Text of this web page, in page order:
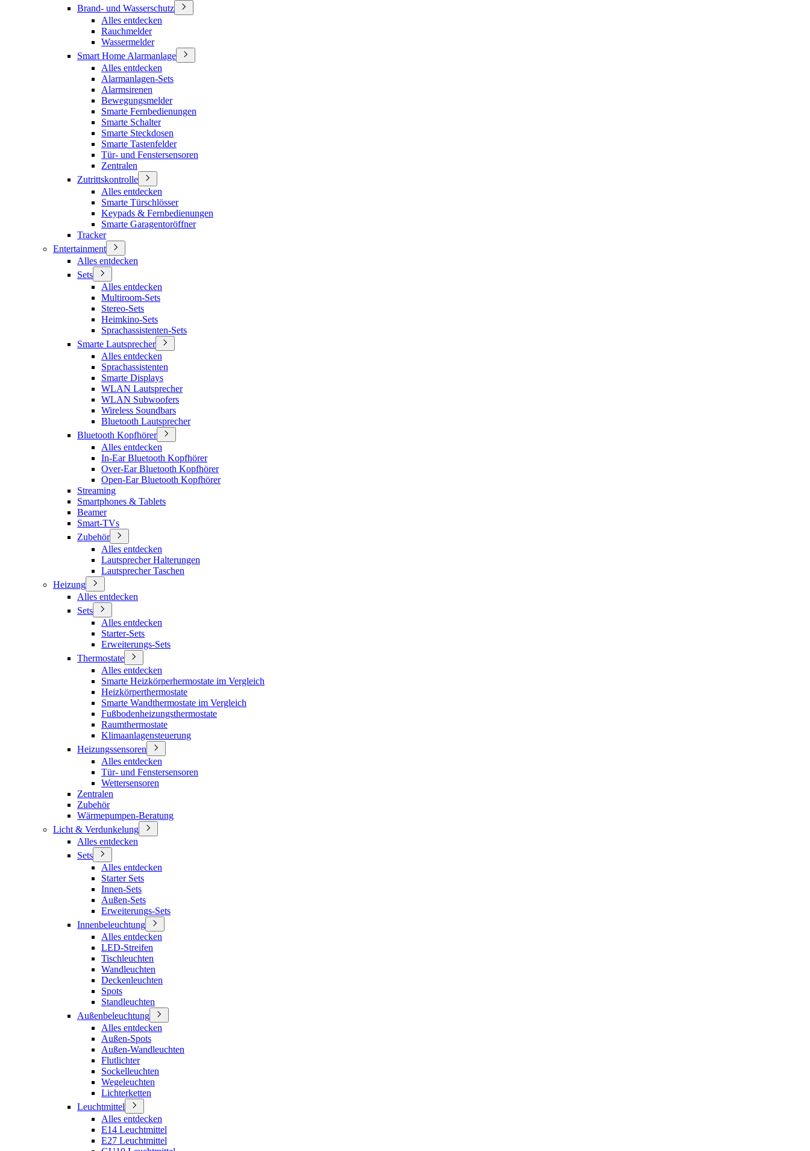
Brand- und Wasserschutz
Alles entdecken
Rauchmelder
Wassermelder
Smart Home Alarmanlage
Alles entdecken
Alarmanlagen-Sets
Alarmsirenen
Bewegungsmelder
Smarte Fernbedienungen
Smarte Schalter
Smarte Steckdosen
Smarte Tastenfelder
Tür- und Fenstersensoren
Zentralen
Zutrittskontrolle
Alles entdecken
Smarte Türschlösser
Keypads & Fernbedienungen
Smarte Garagentoröffner
Tracker
Entertainment
Alles entdecken
Sets
Alles entdecken
Multiroom-Sets
Stereo-Sets
Heimkino-Sets
Sprachassistenten-Sets
Smarte Lautsprecher
Alles entdecken
Sprachassistenten
Smarte Displays
WLAN Lautsprecher
WLAN Subwoofers
Wireless Soundbars
Bluetooth Lautsprecher
Bluetooth Kopfhörer
Alles entdecken
In-Ear Bluetooth Kopfhörer
Over-Ear Bluetooth Kopfhörer
Open-Ear Bluetooth Kopfhörer
Streaming
Smartphones & Tablets
Beamer
Smart-TVs
Zubehör
Alles entdecken
Lautsprecher Halterungen
Lautsprecher Taschen
Heizung
Alles entdecken
Sets
Alles entdecken
Starter-Sets
Erweiterungs-Sets
Thermostate
Alles entdecken
Smarte Heizkörperhermostate im Vergleich
Heizkörperthermostate
Smarte Wandthermostate im Vergleich
Fußbodenheizungsthermostate
Raumthermostate
Klimaanlagensteuerung
Heizungssensoren
Alles entdecken
Tür- und Fenstersensoren
Wettersensoren
Zentralen
Zubehör
Wärmepumpen-Beratung
Licht & Verdunkelung
Alles entdecken
Sets
Alles entdecken
Starter Sets
Innen-Sets
Außen-Sets
Erweiterungs-Sets
Innenbeleuchtung
Alles entdecken
LED-Streifen
Tischleuchten
Wandleuchten
Deckenleuchten
Spots
Standleuchten
Außenbeleuchtung
Alles entdecken
Außen-Spots
Außen-Wandleuchten
Flutlichter
Sockelleuchten
Wegeleuchten
Lichterketten
Leuchtmittel
Alles entdecken
E14 Leuchtmittel
E27 Leuchtmittel